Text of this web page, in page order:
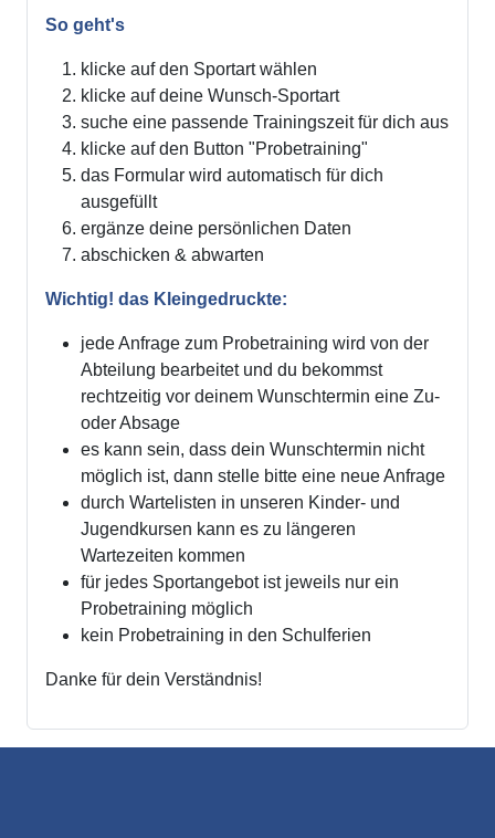
So geht's
klicke auf den Sportart wählen
klicke auf deine Wunsch-Sportart
suche eine passende Trainingszeit für dich aus
klicke auf den Button "Probetraining"
das Formular wird automatisch für dich
ausgefüllt
ergänze deine persönlichen Daten
abschicken & abwarten
Wichtig! das Kleingedruckte:
jede Anfrage zum Probetraining wird von der
Abteilung bearbeitet und du bekommst
rechtzeitig vor deinem Wunschtermin eine Zu-
oder Absage
es kann sein, dass dein Wunschtermin nicht
möglich ist, dann stelle bitte eine neue Anfrage
durch Wartelisten in unseren Kinder- und
Jugendkursen kann es zu längeren
Wartezeiten kommen
für jedes Sportangebot ist jeweils nur ein
Probetraining möglich
kein Probetraining in den Schulferien
Danke für dein Verständnis!